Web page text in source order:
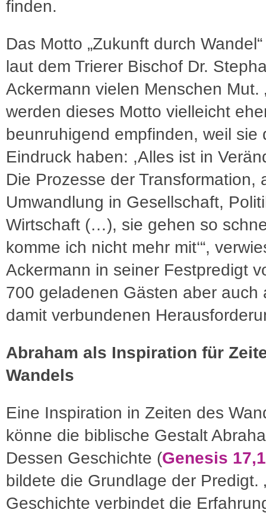
finden.
Das Motto „Zukunft durch
laut dem Trierer Bischof Dr.
Ackermann vielen Menschen Mut.
werden dieses Motto vielleicht
beunruhigend empfinden, weil sie
Eindruck haben: ,Alles ist in
Die Prozesse der Transformation,
Umwandlung in Gesellschaft,
Wirtschaft (…), sie gehen so
komme ich nicht mehr mit‘“,
Ackermann in seiner Festpredigt
700 geladenen Gästen aber auch
damit verbundenen
Abraham als Inspiration für
Wandels
Eine Inspiration in Zeiten des
könne die biblische Gestalt
Dessen Geschichte (Genesis
bildete die Grundlage der Predigt.
Geschichte verbindet die